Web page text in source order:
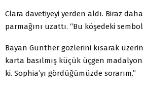
Clara davetiyeyi yerden aldı. Biraz
parmağını uzattı. “Bu köşedeki
Bayan Gunther gözlerini kısarak
karta basılmış küçük üçgen
ki. Sophia’yı gördüğümüzde sorarım.”